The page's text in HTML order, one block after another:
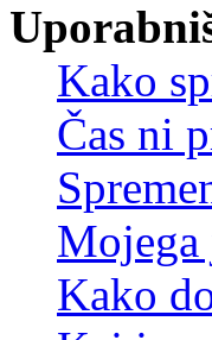
Kako
Čas ni
Mojega
Kako